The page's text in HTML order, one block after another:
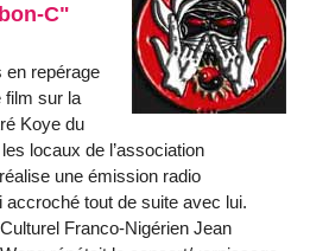
C"
en repérage
film sur la
Koye du
locaux de l’association
une émission radio
accroché tout de suite avec lui.
Franco-Nigérien Jean